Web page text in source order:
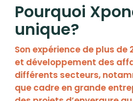
Pourquoi
unique?
Son expérience de plus de
et développement des
différents secteurs,
que cadre en grande